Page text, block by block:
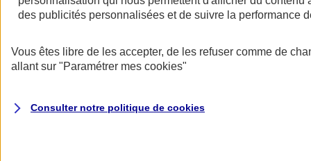
AXA Assurance
des publicités personnalisées et de suivre la performance
Vous êtes libre de les accepter, de les refuser comme de
allant sur "Paramétrer mes cookies"
Consulter notre politique de cookies